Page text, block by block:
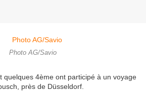
Photo AG/Savio
quelques 4ème ont participé à un voyage
près de Düsseldorf.